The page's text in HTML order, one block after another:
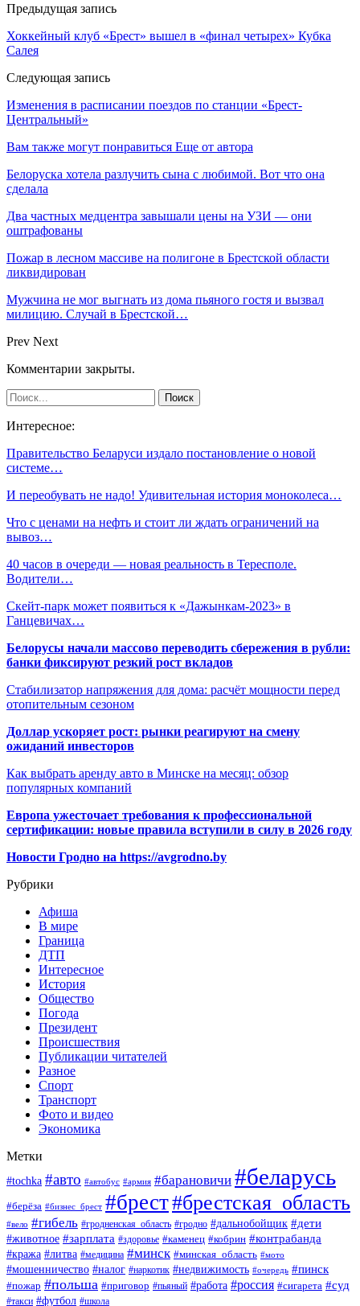
Предыдущая запись
Хоккейный клуб «Брест» вышел в «финал четырех» Кубка
Салея
Следующая запись
Изменения в расписании поездов по станции «Брест-
Центральный»
Вам также могут понравиться Еще от автора
Белоруска хотела разлучить сына с любимой. Вот что она
сделала
Два частных медцентра завышали цены на УЗИ — они
оштрафованы
Пожар в лесном массиве на полигоне в Брестской области
ликвидирован
Мужчина не мог выгнать из дома пьяного гостя и вызвал
милицию. Случай в Брестской…
Prev Next
Комментарии закрыты.
Интересное:
Правительство Беларуси издало постановление о новой
системе…
И переобувать не надо! Удивительная история моноколеса…
Что с ценами на нефть и стоит ли ждать ограничений на
вывоз…
40 часов в очереди — новая реальность в Тересполе.
Водители…
Скейт-парк может появиться к «Дажынкам-2023» в
Ганцевичах…
Белорусы начали массово переводить сбережения в рубли:
банки фиксируют резкий рост вкладов
Стабилизатор напряжения для дома: расчёт мощности перед
отопительным сезоном
Доллар ускоряет рост: рынки реагируют на смену
ожиданий инвесторов
Как выбрать аренду авто в Минске на месяц: обзор
популярных компаний
Европа ужесточает требования к профессиональной
сертификации: новые правила вступили в силу в 2026 году
Новости Гродно на https://avgrodno.by
Рубрики
Афиша
В мире
Граница
ДТП
Интересное
История
Общество
Погода
Президент
Происшествия
Публикации читателей
Разное
Спорт
Транспорт
Фото и видео
Экономика
Метки
#tochka #авто #автобус #армия #барановичи #беларусь
#берёза #бизнес_брест #брест#брестская_область
#вело #гибель #гродненская_область #гродно #дальнобойщик #дети
#животное #зарплата #здоровье #каменец #кобрин #контрабанда
#кража #литва #медицина #минск #минская_область #мото
#мошенничество #налог #наркотик #недвижимость #очередь #пинск
#пожар #польша #приговор #пьяный #работа #россия #сигарета #суд
#такси #футбол #школа